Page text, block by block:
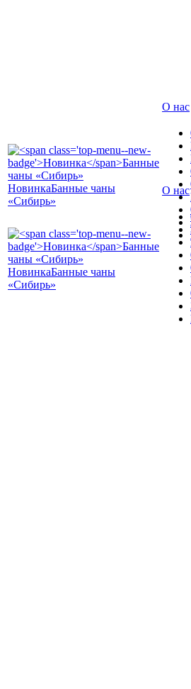
НовинкаБанные чаны
«Сибирь»
О нас
НовинкаБанные чаны
«Сибирь»
О нас